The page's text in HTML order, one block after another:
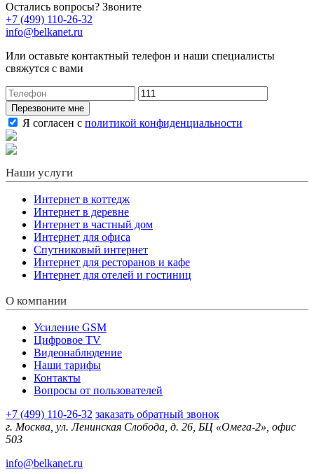
Остались вопросы? Звоните
+7 (499) 110-26-32
info@belkanet.ru
Или оставьте контактный телефон и наши специалисты
свяжутся с вами
Перезвоните мне
Я согласен с политикой конфиденциальности
Наши услуги
Интернет в коттедж
Интернет в деревне
Интернет в частный дом
Интернет для офиса
Спутниковый интернет
Интернет для ресторанов и кафе
Интернет для отелей и гостиниц
О компании
Усиление GSM
Цифровое TV
Видеонаблюдение
Наши тарифы
Контакты
Вопросы от пользователей
+7 (499) 110-26-32 заказать обратный звонок
г. Москва, ул. Ленинская Слобода, д. 26, БЦ «Омега-2», офис
503
info@belkanet.ru